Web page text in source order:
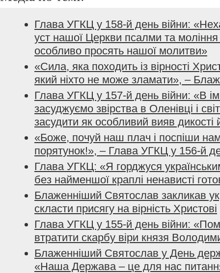
Глава УГКЦ у 158-й день війни:
уст нашої Церкви псалми та моління
особливо просять нашої молитви»
«Сила, яка походить із вірності
який ніхто не може зламати», –
Глава УГКЦ у 157-й день війни: «В
засуджуємо звірства в Оленівці і
засудити як особливий вияв дикості
«Боже, почуй наш плач і поспіши
порятунок!», – Глава УГКЦ у 156-й
Глава УГКЦ: «Я горджуся
без найменшої краплі ненависті
Блаженніший Святослав закликав
скласти присягу на вірність Христові
Глава УГКЦ у 155-й день війни:
втратити скарбу віри князя
Блаженніший Святослав у День
«Наша Держава – це для нас